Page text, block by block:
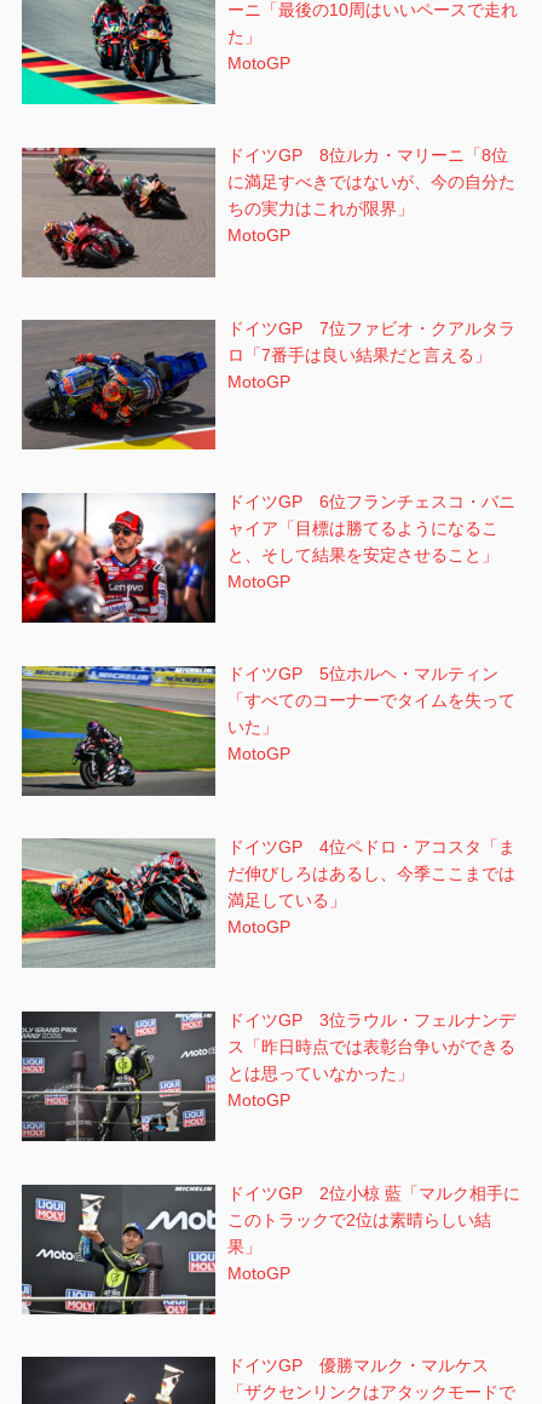
ーニ「最後の10周はいいペースで走れ
た」
MotoGP
ドイツGP 8位ルカ・マリーニ「8位
に満足すべきではないが、今の自分た
ちの実力はこれが限界」
MotoGP
ドイツGP 7位ファビオ・クアルタラ
ロ「7番手は良い結果だと言える」
MotoGP
ドイツGP 6位フランチェスコ・バニ
ャイア「目標は勝てるようになるこ
と、そして結果を安定させること」
MotoGP
ドイツGP 5位ホルヘ・マルティン
「すべてのコーナーでタイムを失って
いた」
MotoGP
ドイツGP 4位ペドロ・アコスタ「ま
だ伸びしろはあるし、今季ここまでは
満足している」
MotoGP
ドイツGP 3位ラウル・フェルナンデ
ス「昨日時点では表彰台争いができる
とは思っていなかった」
MotoGP
ドイツGP 2位小椋 藍「マルク相手に
このトラックで2位は素晴らしい結
果」
MotoGP
ドイツGP 優勝マルク・マルケス
「ザクセンリンクはアタックモードで